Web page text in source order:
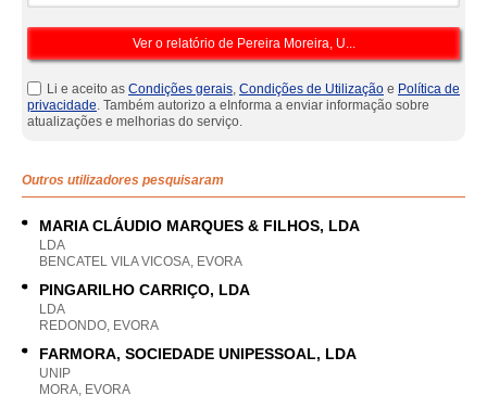
Li e aceito as Condições gerais, Condições de Utilização e Política de
privacidade. Também autorizo a eInforma a enviar informação sobre
atualizações e melhorias do serviço.
Outros utilizadores pesquisaram
MARIA CLÁUDIO MARQUES & FILHOS, LDA
LDA
BENCATEL VILA VICOSA, EVORA
PINGARILHO CARRIÇO, LDA
LDA
REDONDO, EVORA
FARMORA, SOCIEDADE UNIPESSOAL, LDA
UNIP
MORA, EVORA